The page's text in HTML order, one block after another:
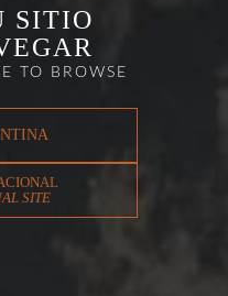
SITIO
TO BROWSE
SITE